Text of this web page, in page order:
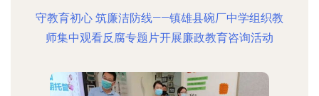
守教育初心 筑廉洁防线——镇雄县碗厂中学组织教
师集中观看反腐专题片开展廉政教育咨询活动